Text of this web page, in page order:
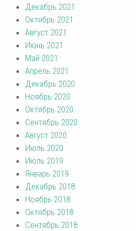
Декабрь 2021
Октябрь 2021
Август 2021
Июнь 2021
Май 2021
Апрель 2021
Декабрь 2020
Ноябрь 2020
Октябрь 2020
Сентябрь 2020
Август 2020
Июль 2020
Июль 2019
Январь 2019
Декабрь 2018
Ноябрь 2018
Октябрь 2018
Сентябрь 2018